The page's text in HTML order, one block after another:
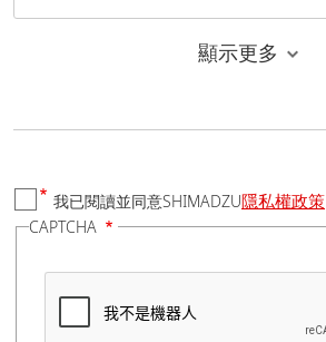
國家/地區
顯示更多
我已閱讀並同意SHIMADZU隱私權政策
CAPTCHA